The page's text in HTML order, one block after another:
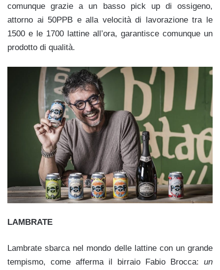
comunque grazie a un basso pick up di ossigeno,
attorno ai 50PPB e alla velocità di lavorazione tra le
1500 e le 1700 lattine all’ora, garantisce comunque un
prodotto di qualità.
LAMBRATE
Lambrate sbarca nel mondo delle lattine con un grande
tempismo, come afferma il birraio Fabio Brocca: un